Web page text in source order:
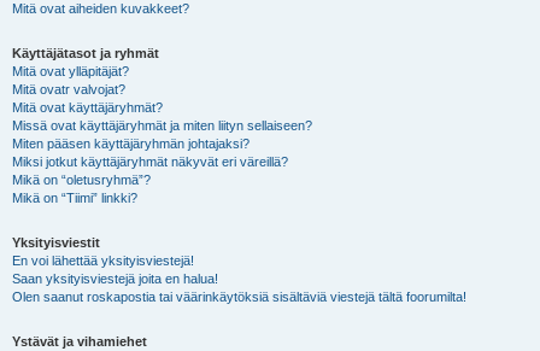
Mitä ovat aiheiden kuvakkeet?
Käyttäjätasot ja ryhmät
Mitä ovat ylläpitäjät?
Mitä ovatr valvojat?
Mitä ovat käyttäjäryhmät?
Missä ovat käyttäjäryhmät ja miten liityn sellaiseen?
Miten pääsen käyttäjäryhmän johtajaksi?
Miksi jotkut käyttäjäryhmät näkyvät eri väreillä?
Mikä on “oletusryhmä”?
Mikä on “Tiimi” linkki?
Yksityisviestit
En voi lähettää yksityisviestejä!
Saan yksityisviestejä joita en halua!
Olen saanut roskapostia tai väärinkäytöksiä sisältäviä viestejä tältä foorumilta!
Ystävät ja vihamiehet